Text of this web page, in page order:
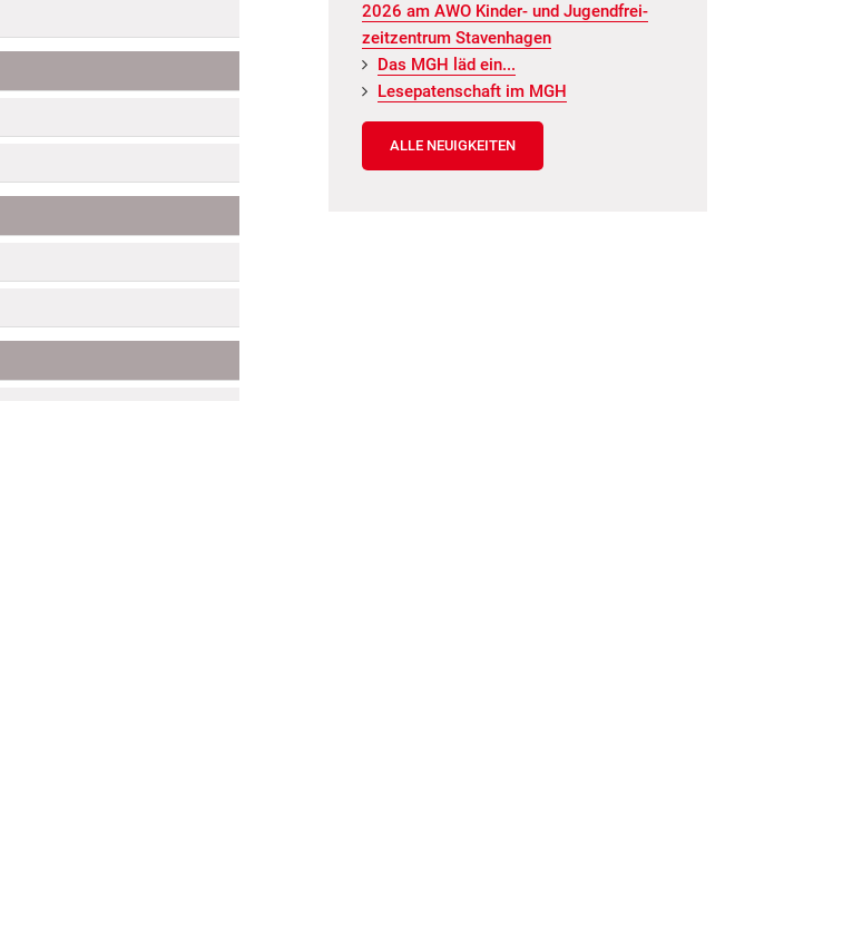
2026 am AWO Kin­der- und Ju­gend­frei­
zeit­zen­trum Staven­ha­gen
Das MGH läd ein...
Le­se­pa­ten­schaft im MGH
ALLE NEUIGKEITEN